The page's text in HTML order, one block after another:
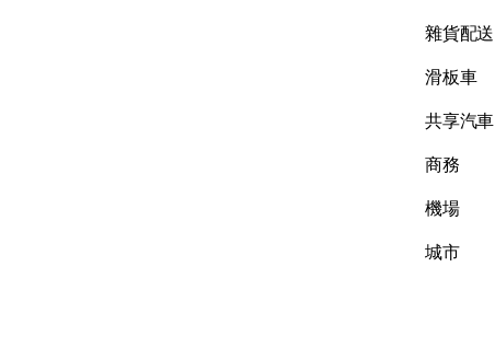
雜貨配送
滑板車
共享汽車
商務
機場
城市